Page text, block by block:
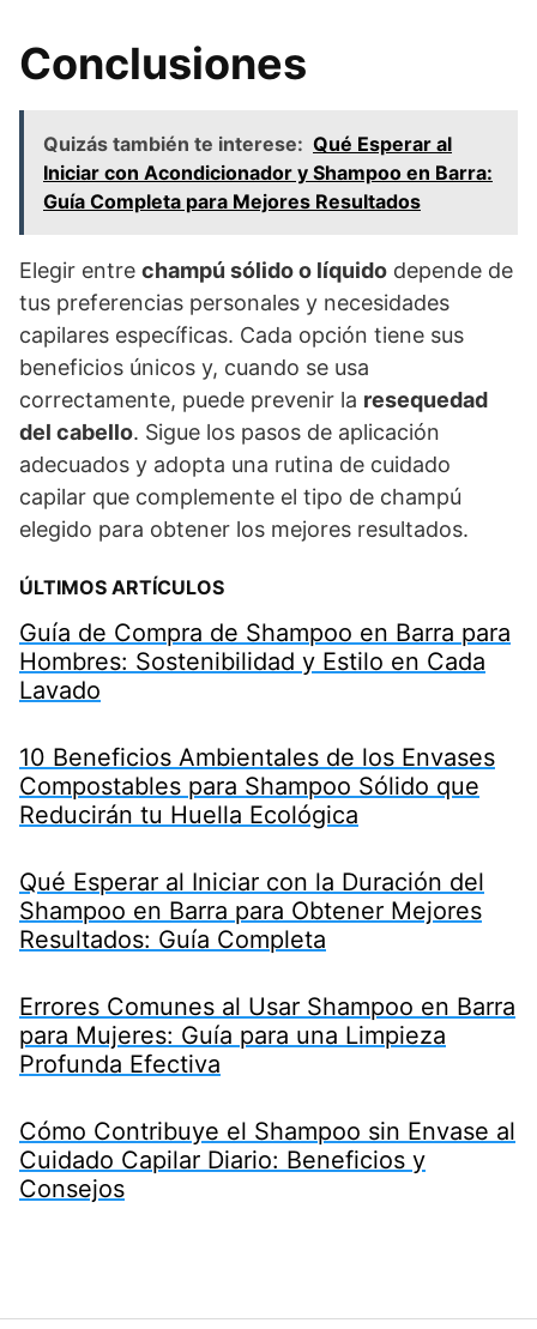
Conclusiones
Quizás también te interese: Qué Esperar al
Iniciar con Acondicionador y Shampoo en Barra:
Guía Completa para Mejores Resultados
Elegir entre champú sólido o líquido depende de
tus preferencias personales y necesidades
capilares específicas. Cada opción tiene sus
beneficios únicos y, cuando se usa
correctamente, puede prevenir la resequedad
del cabello. Sigue los pasos de aplicación
adecuados y adopta una rutina de cuidado
capilar que complemente el tipo de champú
elegido para obtener los mejores resultados.
ÚLTIMOS ARTÍCULOS
Guía de Compra de Shampoo en Barra para
Hombres: Sostenibilidad y Estilo en Cada
Lavado
10 Beneficios Ambientales de los Envases
Compostables para Shampoo Sólido que
Reducirán tu Huella Ecológica
Qué Esperar al Iniciar con la Duración del
Shampoo en Barra para Obtener Mejores
Resultados: Guía Completa
Errores Comunes al Usar Shampoo en Barra
para Mujeres: Guía para una Limpieza
Profunda Efectiva
Cómo Contribuye el Shampoo sin Envase al
Cuidado Capilar Diario: Beneficios y
Consejos